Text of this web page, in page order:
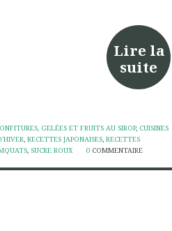
Lire la
suite
GELÉES ET FRUITS AU SIROP, CUISINES
, RECETTES JAPONAISES, RECETTES
, SUCRE ROUX 0 COMMENTAIRE